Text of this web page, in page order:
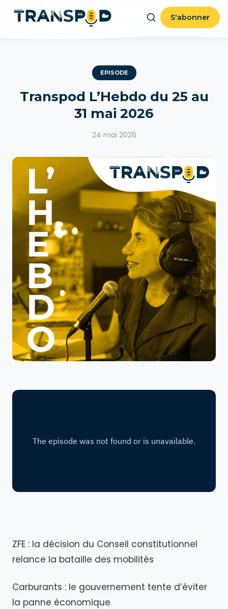
S'abonner
EPISODE
Transpod L’Hebdo du 25 au
31 mai 2026
24 mai 2026
ZFE : la décision du Conseil constitutionnel
relance la bataille des mobilités
Carburants : le gouvernement tente d’éviter
la panne économique